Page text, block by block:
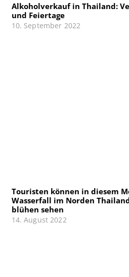
Alkoholverkauf in Thailand:
und Feiertage
10. September 2022
Touristen können in diesem
Wasserfall im Norden
blühen sehen
14. August 2022